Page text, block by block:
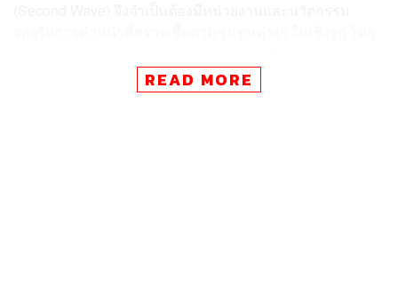
และพัฒนานวัตกรรม สจล. มุ่งหวังว่าจะเป็นส่วนหนึ่งในการ
ช่วยสังคมไทยก้าวผ่านวิกฤตโควิด-19 ไปด้วยกัน
READ MORE